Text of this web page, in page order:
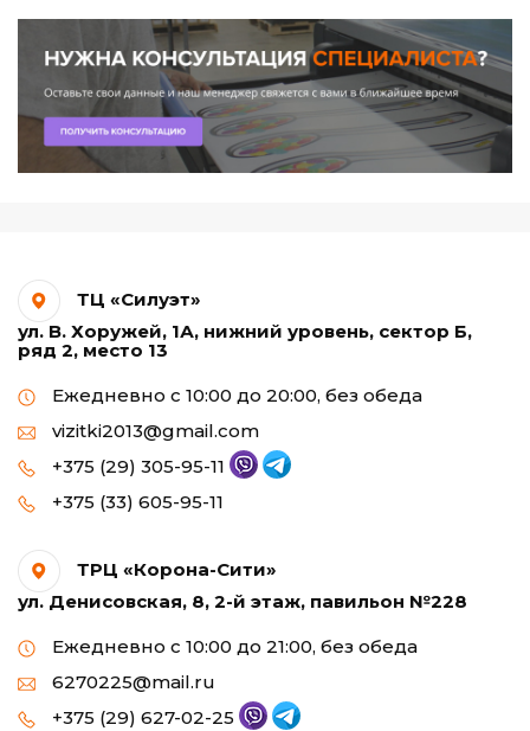
ТЦ «Силуэт»
ул. В. Хоружей, 1А, нижний уровень, сектор Б,
ряд 2, место 13
Ежедневно с 10:00 до 20:00, без обеда
vizitki2013@gmail.com
+375 (29) 305-95-11
+375 (33) 605-95-11
ТРЦ «Корона-Сити»
ул. Денисовская, 8, 2-й этаж, павильон №228
Ежедневно с 10:00 до 21:00, без обеда
6270225@mail.ru
+375 (29) 627-02-25